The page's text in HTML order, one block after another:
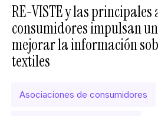
RE-VISTE y las principales
consumidores impulsan
mejorar la información
textiles
Asociaciones de consumidores